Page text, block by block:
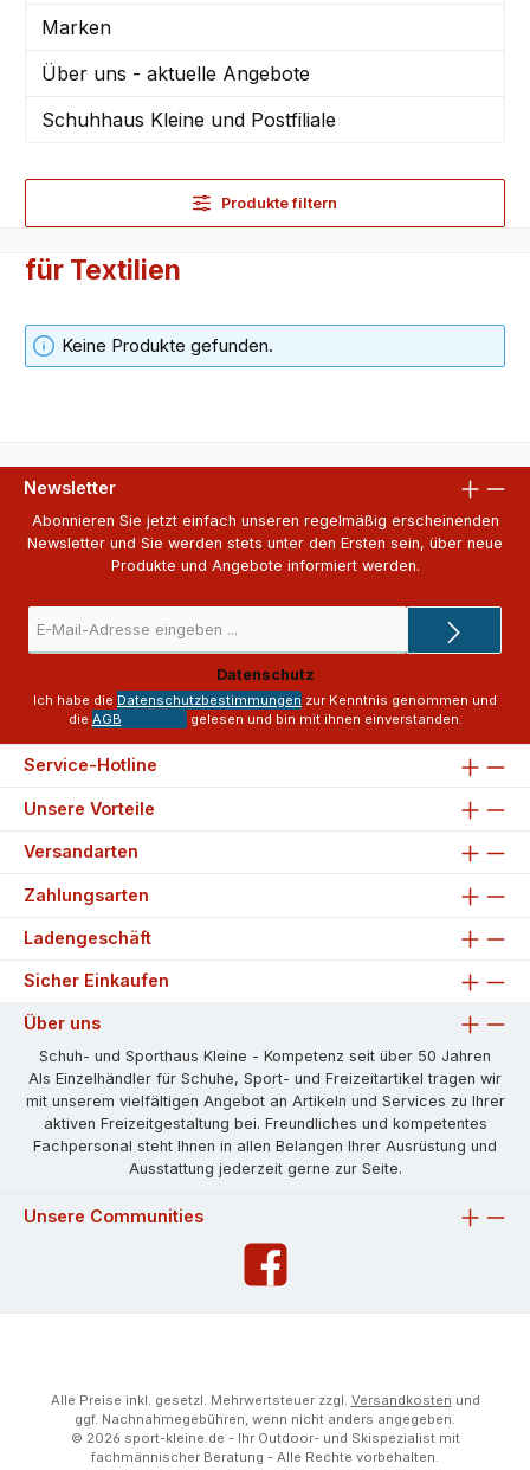
Marken
Über uns - aktuelle Angebote
Schuhhaus Kleine und Postfiliale
Produkte filtern
für Textilien
Keine Produkte gefunden.
Newsletter
Abonnieren Sie jetzt einfach unseren regelmäßig erscheinenden
Newsletter und Sie werden stets unter den Ersten sein, über neue
Produkte und Angebote informiert werden.
Mail-
Adresse
*
Datenschutz
Ich habe die Datenschutzbestimmungen zur Kenntnis genommen und
die AGB gelesen und bin mit ihnen einverstanden.
Service-Hotline
Unsere Vorteile
Versandarten
Zahlungsarten
Ladengeschäft
Sicher Einkaufen
Über uns
Schuh- und Sporthaus Kleine - Kompetenz seit über 50 Jahren
Als Einzelhändler für Schuhe, Sport- und Freizeitartikel tragen wir
mit unserem vielfältigen Angebot an Artikeln und Services zu Ihrer
aktiven Freizeitgestaltung bei. Freundliches und kompetentes
Fachpersonal steht Ihnen in allen Belangen Ihrer Ausrüstung und
Ausstattung jederzeit gerne zur Seite.
Unsere Communities
Alle Preise inkl. gesetzl. Mehrwertsteuer zzgl. Versandkosten und
ggf. Nachnahmegebühren, wenn nicht anders angegeben.
© 2026 sport-kleine.de - Ihr Outdoor- und Skispezialist mit
fachmännischer Beratung - Alle Rechte vorbehalten.